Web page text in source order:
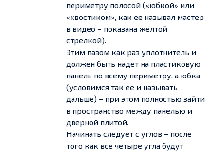
периметру полосой («юбкой» или
«хвостиком», как ее называл мастер
в видео – показана желтой
стрелкой).
Этим пазом как раз уплотнитель и
должен быть надет на пластиковую
панель по всему периметру, а юбка
(условимся так ее и называть
дальше) – при этом полностью зайти
в пространство между панелью и
дверной плитой.
Начинать следует с углов – после
того как все четыре угла будут